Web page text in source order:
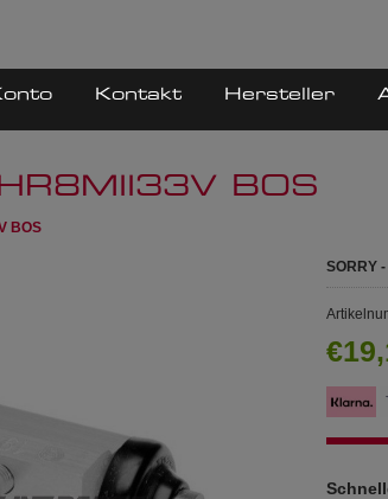
Kontakt Hersteller
BOS
BOS
SORRY